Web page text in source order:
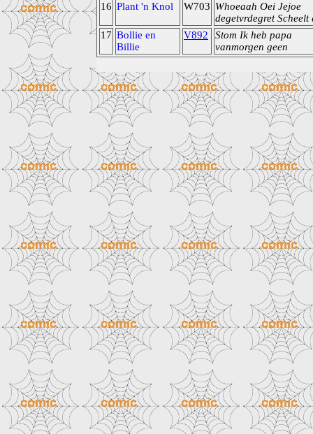
16 Plant 'n Knol W703 Whoeaah Oei Jejoe
degetvrdegret Scheelt
17 Bollie en
Billie
V892
Stom Ik heb papa
vanmorgen geen